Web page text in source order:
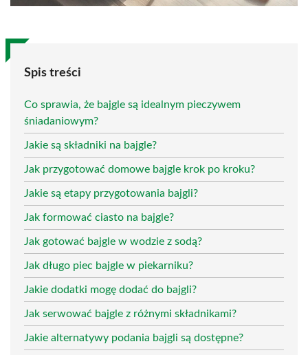
Spis treści
Co sprawia, że bajgle są idealnym pieczywem
śniadaniowym?
Jakie są składniki na bajgle?
Jak przygotować domowe bajgle krok po kroku?
Jakie są etapy przygotowania bajgli?
Jak formować ciasto na bajgle?
Jak gotować bajgle w wodzie z sodą?
Jak długo piec bajgle w piekarniku?
Jakie dodatki mogę dodać do bajgli?
Jak serwować bajgle z różnymi składnikami?
Jakie alternatywy podania bajgli są dostępne?